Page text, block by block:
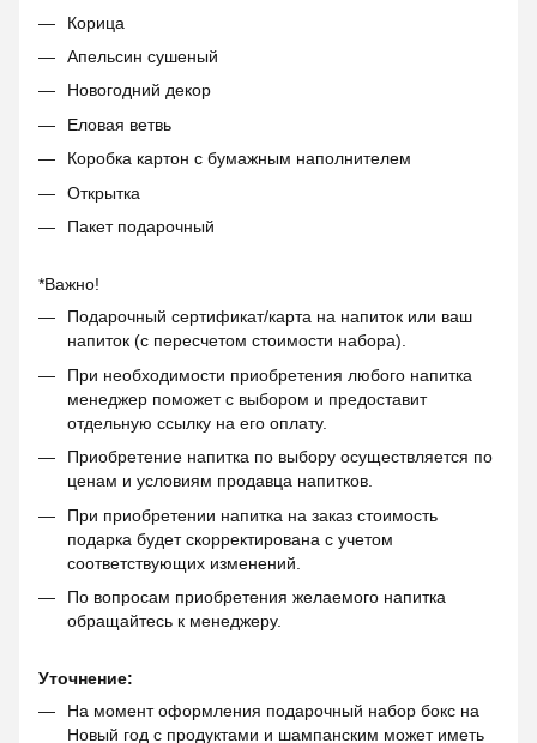
Корица
Апельсин сушеный
Новогодний декор
Еловая ветвь
Коробка картон с бумажным наполнителем
Открытка
Пакет подарочный
*Важно!
Подарочный сертификат/карта на напиток или ваш
напиток (с пересчетом стоимости набора).
При необходимости приобретения любого напитка
менеджер поможет с выбором и предоставит
отдельную ссылку на его оплату.
Приобретение напитка по выбору осуществляется по
ценам и условиям продавца напитков.
При приобретении напитка на заказ стоимость
подарка будет скорректирована с учетом
соответствующих изменений.
По вопросам приобретения желаемого напитка
обращайтесь к менеджеру.
Уточнение:
На момент оформления подарочный набор бокс на
Новый год с продуктами и шампанским может иметь